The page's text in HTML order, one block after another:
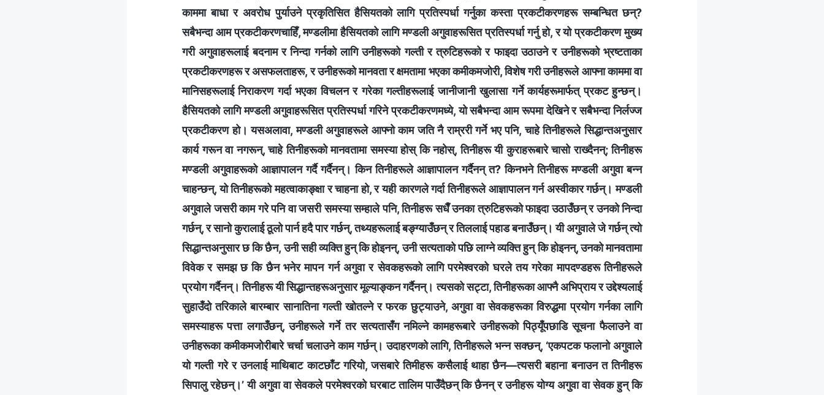
काममा बाधा र अवरोध पुर्याउने प्रकृतिसित हैसियतको लागि प्रतिस्पर्धा गर्नुका कस्ता प्रकटीकरणहरू सम्बन्धित छन्?
सबैभन्दा आम प्रकटीकरणचाहिँ, मण्डलीमा हैसियतको लागि मण्डली अगुवाहरूसित प्रतिस्पर्धा गर्नु हो, र यो प्रकटीकरण मुख्य
गरी अगुवाहरूलाई बदनाम र निन्दा गर्नको लागि उनीहरूको गल्ती र त्रुटिहरूको र फाइदा उठाउने र उनीहरूको भ्रष्टताका
प्रकटीकरणहरू र असफलताहरू, र उनीहरूको मानवता र क्षमतामा भएका कमीकमजोरी, विशेष गरी उनीहरूले आफ्ना काममा वा
मानिसहरूलाई निराकरण गर्दा भएका विचलन र गरेका गल्तीहरूलाई जानीजानी खुलासा गर्ने कार्यहरूमार्फत् प्रकट हुन्छन्।
हैसियतको लागि मण्डली अगुवाहरूसित प्रतिस्पर्धा गरिने प्रकटीकरणमध्ये, यो सबैभन्दा आम रूपमा देखिने र सबैभन्दा निर्लज्‍ज
प्रकटीकरण हो। यसअलावा, मण्डली अगुवाहरूले आफ्नो काम जति नै राम्ररी गर्ने भए पनि, चाहे तिनीहरूले सिद्धान्तअनुसार
कार्य गरून वा नगरून्, चाहे तिनीहरूको मानवतामा समस्या होस् कि नहोस्, तिनीहरू यी कुराहरूबारे चासो राख्दैनन्; तिनीहरू
मण्डली अगुवाहरूको आज्ञापालन गर्दै गर्दैनन्। किन तिनीहरूले आज्ञापालन गर्दैनन् त? किनभने तिनीहरू मण्डली अगुवा बन्‍न
चाहन्छन्, यो तिनीहरूको महत्वाकाङ्क्षा र चाहना हो, र यही कारणले गर्दा तिनीहरूले आज्ञापालन गर्न अस्वीकार गर्छन्। मण्डली
अगुवाले जसरी काम गरे पनि वा जसरी समस्या सम्हाले पनि, तिनीहरू सधैँ उनका त्रुटिहरूको फाइदा उठाउँछन् र उनको निन्दा
गर्छन्, र सानो कुरालाई ठूलो पार्न हदै पार गर्छन्, तथ्यहरूलाई बङ्ग्याउँछन् र तिललाई पहाड बनाउँछन्। यी अगुवाले जे गर्छन् त्यो
सिद्धान्तअनुसार छ कि छैन, उनी सही व्यक्ति हुन् कि होइनन्, उनी सत्यताको पछि लाग्‍ने व्यक्ति हुन् कि होइनन्, उनको मानवतामा
विवेक र समझ छ कि छैन भनेर मापन गर्न अगुवा र सेवकहरूको लागि परमेश्‍वरको घरले तय गरेका मापदण्डहरू तिनीहरूले
प्रयोग गर्दैनन्। तिनीहरू यी सिद्धान्तहरूअनुसार मूल्याङ्कन गर्दैनन्। त्यसको सट्टा, तिनीहरूका आफ्नै अभिप्राय र उद्देश्यलाई
सुहाउँदो तरिकाले बारम्बार सानातिना गल्ती खोतल्ने र फरक छुट्याउने, अगुवा वा सेवकहरूका विरुद्धमा प्रयोग गर्नका लागि
समस्याहरू पत्ता लगाउँछन्, उनीहरूले गर्ने तर सत्यतासँग नमिल्ने कामहरूबारे उनीहरूको पिठ्यूँपछाडि सूचना फैलाउने वा
उनीहरूका कमीकमजोरीबारे चर्चा चलाउने काम गर्छन्। उदाहरणको लागि, तिनीहरूले भन्‍न सक्छन्, ‘एकपटक फलानो अगुवाले
यो गल्ती गरे र उनलाई माथिबाट काटछाँट गरियो, जसबारे तिमीहरू कसैलाई थाहा छैन—त्यसरी बहाना बनाउन त तिनीहरू
सिपालु रहेछन्।’ यी अगुवा वा सेवकले परमेश्‍वरको घरबाट तालिम पाउँदैछन् कि छैनन् र उनीहरू योग्य अगुवा वा सेवक हुन् कि